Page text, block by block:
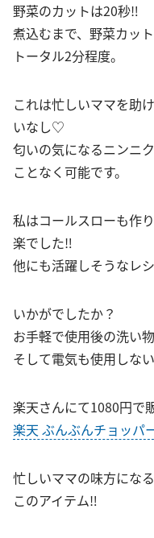
野菜のカットは20秒‼︎
煮込むまで、野菜カッ
トータル2分程度。
これは忙しいママを助
いなし♡
匂いの気になるニンニ
ことなく可能です。
私はコールスローも作
楽でした‼︎
他にも活躍しそうなレ
いかがでしたか？
お手軽で使用後の洗い
そして電気も使用しな
楽天さんにて1080円で
楽天 ぶんぶんチョッパ
忙しいママの味方にな
このアイテム‼︎